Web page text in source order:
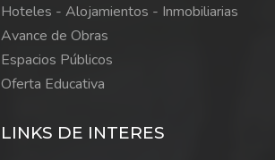
Hoteles - Alojamientos - Inmobiliarias
Avance de Obras
Espacios Públicos
Oferta Educativa
LINKS DE INTERES